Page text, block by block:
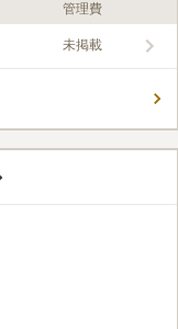
管理費
未掲載